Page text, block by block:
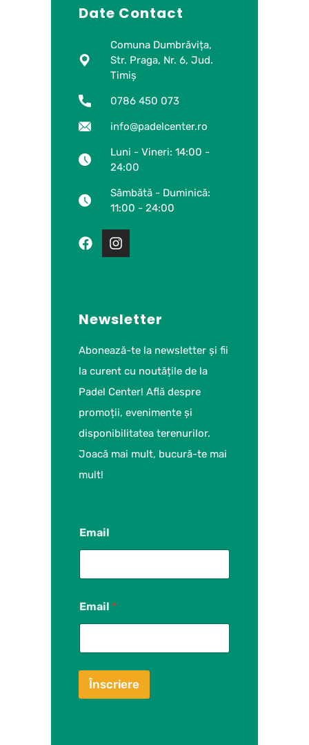
Date Contact
Comuna Dumbrăvița,
Str. Praga, Nr. 6, Jud.
Timiș
0786 450 073
info@padelcenter.ro
Luni - Vineri: 14:00 -
24:00
Sâmbătă - Duminică:
11:00 - 24:00
Newsletter
Abonează-te la newsletter și fii
la curent cu noutățile de la
Padel Center! Află despre
promoții, evenimente și
disponibilitatea terenurilor.
Joacă mai mult, bucură-te mai
mult!
Email
Email *
Înscriere